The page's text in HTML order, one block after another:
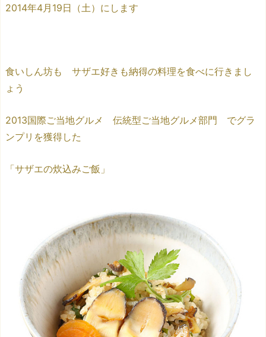
2014年4月19日（土）にします
食いしん坊も サザエ好きも納得の料理を食べに行きまし
ょう
2013国際ご当地グルメ 伝統型ご当地グルメ部門 でグラ
ンプリを獲得した
「サザエの炊込みご飯」